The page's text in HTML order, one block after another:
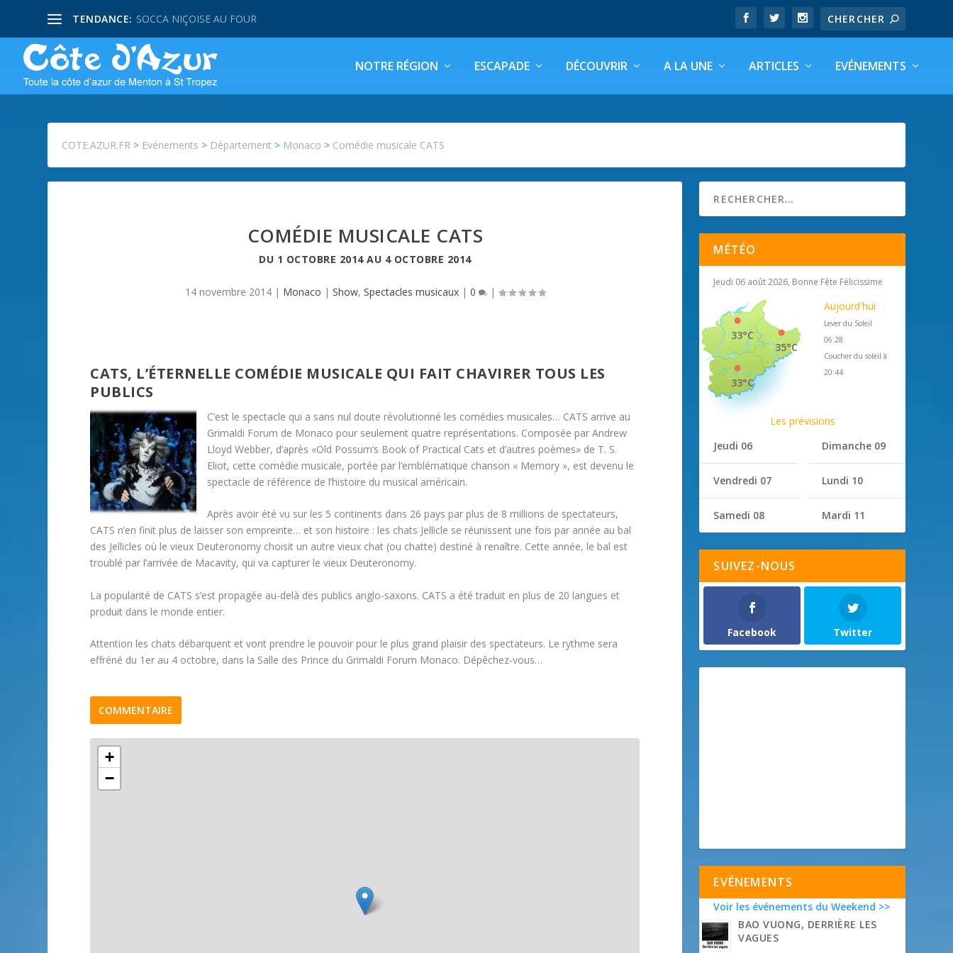
TENDANCE: SOCCA NIÇOISE AU FOUR
NOTRE RÉGION ESCAPADE DÉCOUVRIR A LA UNE ARTICLES EVÉNEMENTS
COTE.AZUR.FR > Evénements > Département > Monaco > Comédie musicale CATS
COMÉDIE MUSICALE CATS
DU 1 OCTOBRE 2014AU 4 OCTOBRE 2014
14 novembre 2014| Monaco | Show, Spectacles musicaux| 0 |
CATS, L’ÉTERNELLE COMÉDIE MUSICALE QUI FAIT CHAVIRER TOUS LES
PUBLICS
C’est le spectacle qui a sans nul doute révolutionné les comédies musicales… CATS arrive au
Grimaldi Forum de Monaco pour seulement quatre représentations. Composée par Andrew
Lloyd Webber, d’après «Old Possum’s Book of Practical Cats et d’autres poèmes» de T. S.
Eliot, cette comédie musicale, portée par l’emblématique chanson « Memory », est devenu le
spectacle de référence de l’histoire du musical américain.
Après avoir été vu sur les 5 continents dans 26 pays par plus de 8 millions de spectateurs,
CATS n’en finit plus de laisser son empreinte… et son histoire : les chats Jellicle se réunissent une fois par année au bal
des Jellicles où le vieux Deuteronomy choisit un autre vieux chat (ou chatte) destiné à renaître. Cette année, le bal est
troublé par l’arrivée de Macavity, qui va capturer le vieux Deuteronomy.
La popularité de CATS s’est propagée au-delà des publics anglo-saxons. CATS a été traduit en plus de 20 langues et
produit dans le monde entier.
Attention les chats débarquent et vont prendre le pouvoir pour le plus grand plaisir des spectateurs. Le rythme sera
effréné du 1er au 4 octobre, dans la Salle des Prince du Grimaldi Forum Monaco. Dépêchez-vous…
COMMENTAIRE
+
−
MÉTÉO
Jeudi 06 août 2026, Bonne Fête Félicissime
35°C
33°C
33°C
Aujourd'hui
Lever du Soleil
06:28
Coucher du soleil à
20:44
Les prévisions
Jeudi 06
Vendredi 07
Samedi 08
Dimanche 09
Lundi 10
Mardi 11
SUIVEZ-NOUS
Facebook Twitter
EVÉNEMENTS
Voir les événements du Weekend >>
BAO VUONG, DERRIÈRE LES
VAGUES